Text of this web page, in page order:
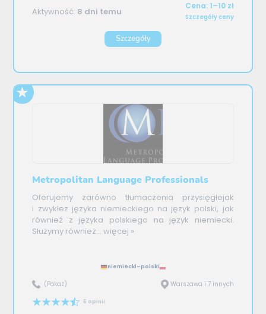
Aktywność: 8 dni temu Cena: 1–10 zł
Szczegóły ceny
Szczegóły
Metropolitan Language Professionals
Oferujemy zarówno tłumaczenia przysięgłejak
i zwykłez języka niemieckiego na język polski, jak
również z języka polskiego na język niemiecki.
Służymy również... więcej »
niemiecki–polski
(Pokaż) Warszawa i 7 innych
6 opinii